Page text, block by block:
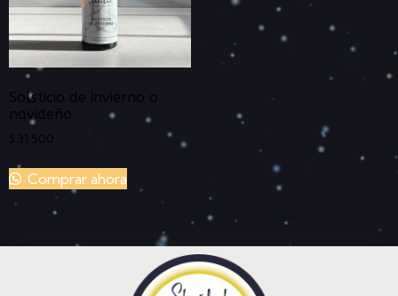
Solsticio de invierno o
navideño
$ 31.500
Comprar ahora